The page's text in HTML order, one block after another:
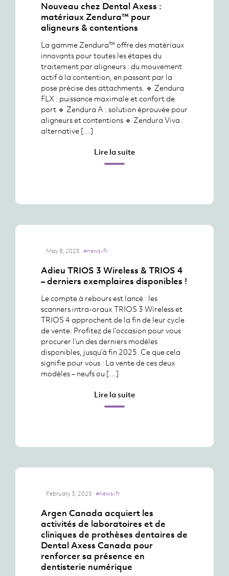
Nouveau chez Dental Axess :
matériaux Zendura™ pour
aligneurs & contentions
La gamme Zendura™ offre des matériaux
innovants pour toutes les étapes du
traitement par aligneurs : du mouvement
actif à la contention, en passant par la
pose précise des attachments. 🔹 Zendura
FLX : puissance maximale et confort de
port 🔹 Zendura A : solution éprouvée pour
aligneurs et contentions 🔹 Zendura Viva :
alternative […]
Lire la suite
May 8, 2025 #news-fr
Adieu TRIOS 3 Wireless & TRIOS 4
– derniers exemplaires disponibles !
Le compte à rebours est lancé : les
scanners intra-oraux TRIOS 3 Wireless et
TRIOS 4 approchent de la fin de leur cycle
de vente. Profitez de l’occasion pour vous
procurer l’un des derniers modèles
disponibles, jusqu’à fin 2025. Ce que cela
signifie pour vous : La vente de ces deux
modèles – neufs ou […]
Lire la suite
February 3, 2025 #news-fr
Argen Canada acquiert les
activités de laboratoires et de
cliniques de prothèses dentaires de
Dental Axess Canada pour
renforcer sa présence en
dentisterie numérique